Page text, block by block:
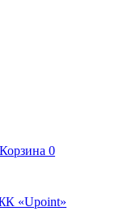
Корзина 0
«Upoint»